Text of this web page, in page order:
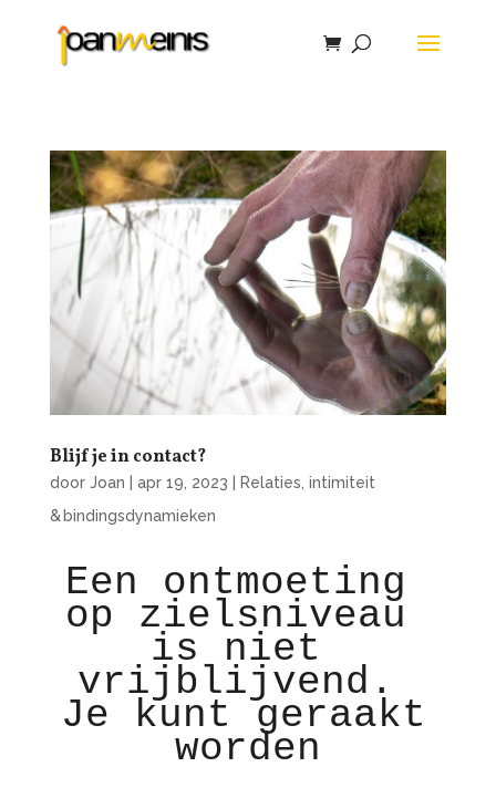
Blijf je in contact?
door Joan apr 19, 2023
Relaties, intimiteit
& bindingsdynamieken
Een ontmoeting
op zielsniveau
is niet
vrijblijvend.
Je kunt geraakt